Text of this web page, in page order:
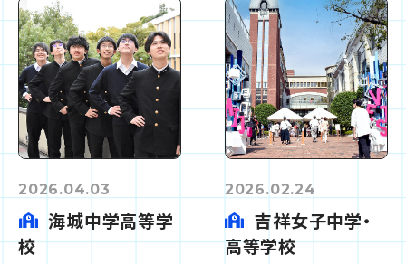
2026.04.03
海城中学高等学
校
2026.02.24
吉祥女子中学・
高等学校